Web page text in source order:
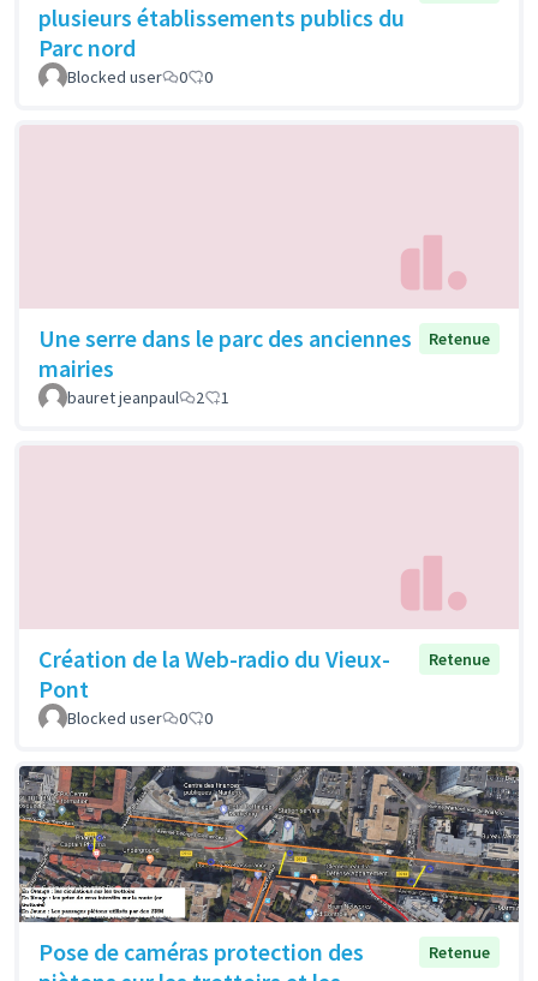
plusieurs établissements publics du
Parc nord
Blocked user 0 0
Une serre dans le parc des anciennes
mairies
Retenue
bauret jeanpaul 2 1
Création de la Web-radio du Vieux-
Pont
Retenue
Blocked user 0 0
Pose de caméras protection des
Retenue